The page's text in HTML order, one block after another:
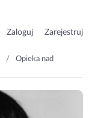
Zaloguj Zarejestruj
Opieka nad